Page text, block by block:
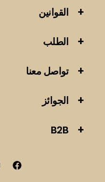
القوانين
الطلب
تواصل معنا
الجوائز
B2B